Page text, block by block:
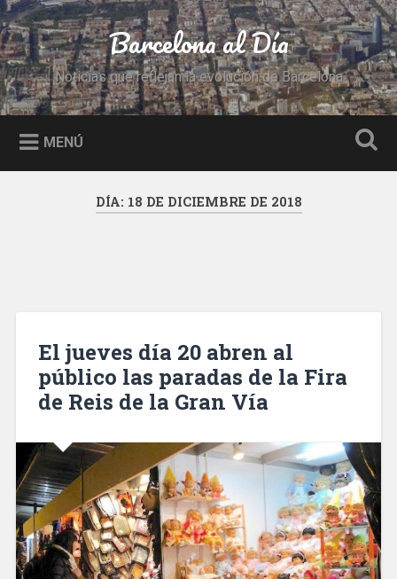
Saltar
al
contenido
Buscar Barcelona al Día
Noticias que reflejan la evolución de Barcelona
MENÚ
DÍA: 18 DE DICIEMBRE DE 2018
El jueves día 20 abren al
público las paradas de la Fira
de Reis de la Gran Vía